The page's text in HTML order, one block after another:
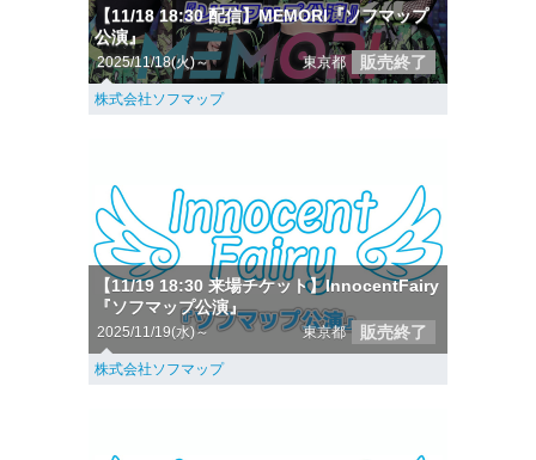
【11/18 18:30 配信】MEMORI『ソフマップ
公演』
2025/11/18(火)～ 東京都 販売終了
株式会社ソフマップ
【11/19 18:30 来場チケット】InnocentFairy
『ソフマップ公演』
2025/11/19(水)～ 東京都 販売終了
株式会社ソフマップ